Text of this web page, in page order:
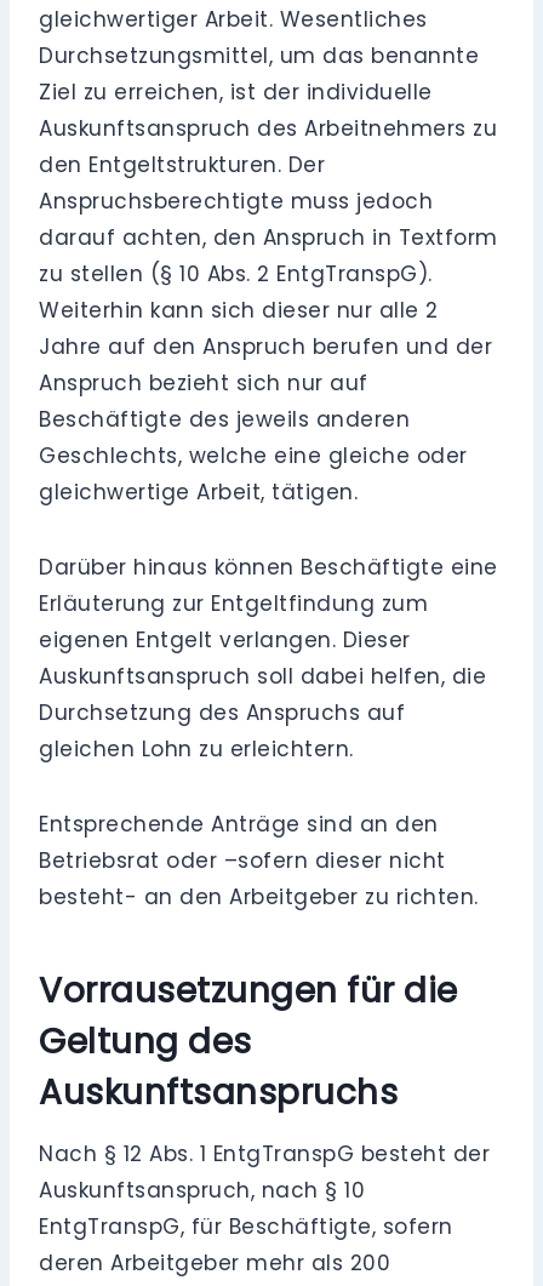
gleichwertiger Arbeit. Wesentliches
Durchsetzungsmittel, um das benannte
Ziel zu erreichen, ist der individuelle
Auskunftsanspruch des Arbeitnehmers zu
den Entgeltstrukturen. Der
Anspruchsberechtigte muss jedoch
darauf achten, den Anspruch in Textform
zu stellen (§ 10 Abs. 2 EntgTranspG).
Weiterhin kann sich dieser nur alle 2
Jahre auf den Anspruch berufen und der
Anspruch bezieht sich nur auf
Beschäftigte des jeweils anderen
Geschlechts, welche eine gleiche oder
gleichwertige Arbeit, tätigen.
Darüber hinaus können Beschäftigte eine
Erläuterung zur Entgeltfindung zum
eigenen Entgelt verlangen. Dieser
Auskunftsanspruch soll dabei helfen, die
Durchsetzung des Anspruchs auf
gleichen Lohn zu erleichtern.
Entsprechende Anträge sind an den
Betriebsrat oder –sofern dieser nicht
besteht- an den Arbeitgeber zu richten.
Vorrausetzungen für die
Geltung des
Auskunftsanspruchs
Nach § 12 Abs. 1 EntgTranspG besteht der
Auskunftsanspruch, nach § 10
EntgTranspG, für Beschäftigte, sofern
deren Arbeitgeber mehr als 200